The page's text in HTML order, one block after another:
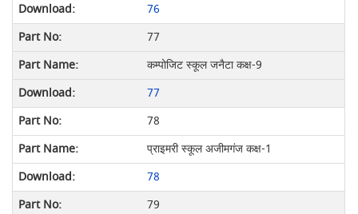
76
77
कम्पोजिट स्कूल जनैटा कक्ष-9
77
78
प्राइमरी स्कूल अजीमगंज कक्ष-1
78
79